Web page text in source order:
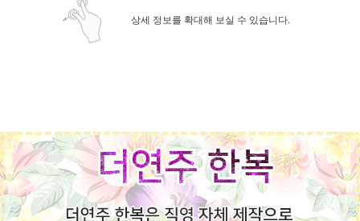
상세 정보를 확대해 보실 수 있습니다.